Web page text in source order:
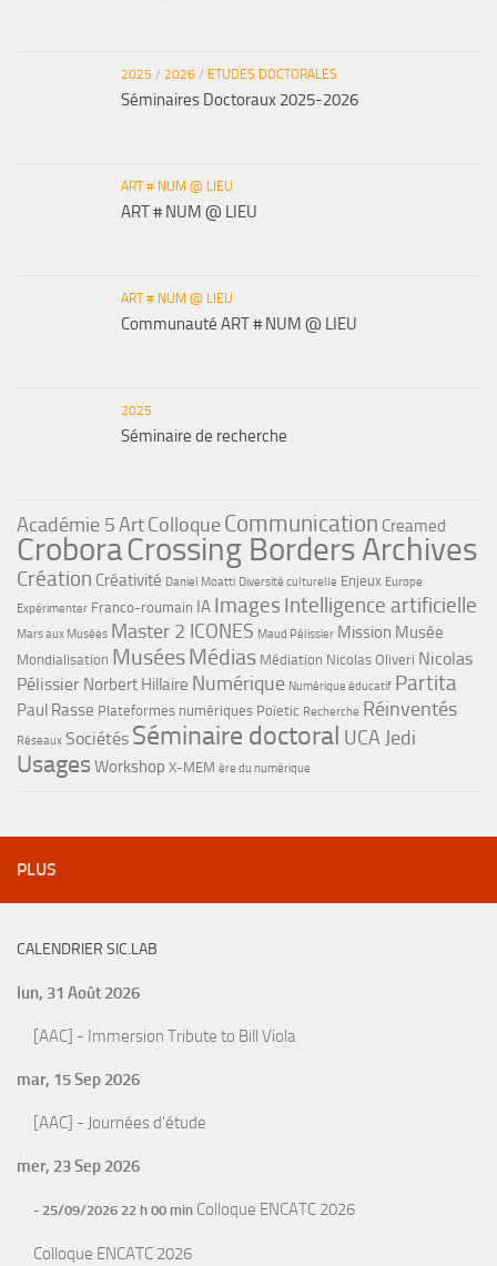
2025 / 2026 / ETUDES DOCTORALES
Séminaires Doctoraux 2025-2026
ART # NUM @ LIEU
ART # NUM @ LIEU
ART # NUM @ LIEU
Communauté ART # NUM @ LIEU
2025
Séminaire de recherche
Académie 5ArtColloqueCommunication Creamed
CroboraCrossing Borders Archives
Création Créativité Daniel Moatti Diversité culturelle Enjeux Europe
Expérimenter Franco-roumain IA Images Intelligence artificielle
Mars aux Musées Master 2 ICONES Maud Pélissier Mission Musée
Mondialisation MuséesMédias Médiation Nicolas Oliveri Nicolas
Pélissier Norbert Hillaire Numérique Numérique éducatif Partita
Paul Rasse Plateformes numériques Poïetic Recherche Réinventés
Réseaux Sociétés Séminaire doctoral UCA Jedi
UsagesWorkshop X-MEM ère du numérique
PLUS
CALENDRIER SIC.LAB
lun, 31 Août 2026
[AAC] - Immersion Tribute to Bill Viola
mar, 15 Sep 2026
[AAC] - Journées d'étude
mer, 23 Sep 2026
- 25/09/2026 22 h 00 min Colloque ENCATC 2026
Colloque ENCATC 2026